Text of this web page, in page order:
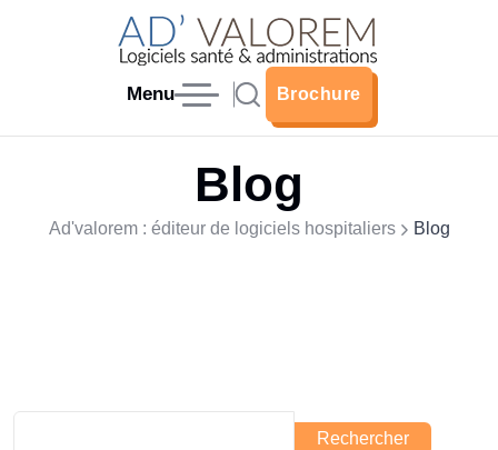
Menu
Brochure
Blog
Ad'valorem : éditeur de logiciels hospitaliers Blog
Rechercher